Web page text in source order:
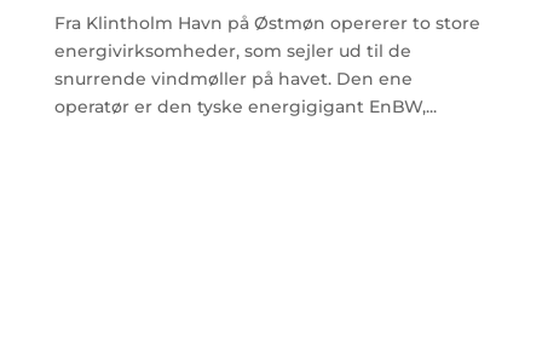
Fra Klintholm Havn på Østmøn opererer to store
energivirksomheder, som sejler ud til de
snurrende vindmøller på havet. Den ene
operatør er den tyske energigigant EnBW,...